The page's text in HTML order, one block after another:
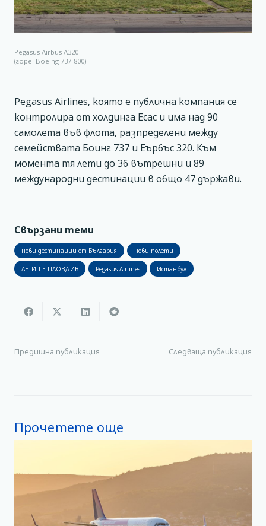
Pegasus Airbus A320
(горе: Boeing 737-800)
Pegasus Airlines, която е публична компания се
контролира от холдинга Есас и има над 90
самолета във флота, разпределени между
семействата Боинг 737 и Еърбъс 320. Към
момента тя лети до 36 вътрешни и 89
международни дестинации в общо 47 държави.
Свързани теми
нови дестинации от България нови полети
ЛЕТИЩЕ ПЛОВДИВ Pegasus Airlines Истанбул
Предишна публикация Следваща публикация
Прочетете още